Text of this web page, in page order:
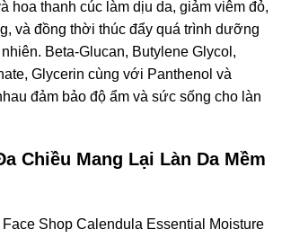
hoa thanh cúc làm dịu da, giảm viêm đỏ,
và đồng thời thúc đẩy quá trình dưỡng
Beta-Glucan, Butylene Glycol,
Glycerin cùng với Panthenol và
đảm bảo độ ẩm và sức sống cho làn
Chiều Mang Lại Làn Da Mềm
Shop Calendula Essential Moisture